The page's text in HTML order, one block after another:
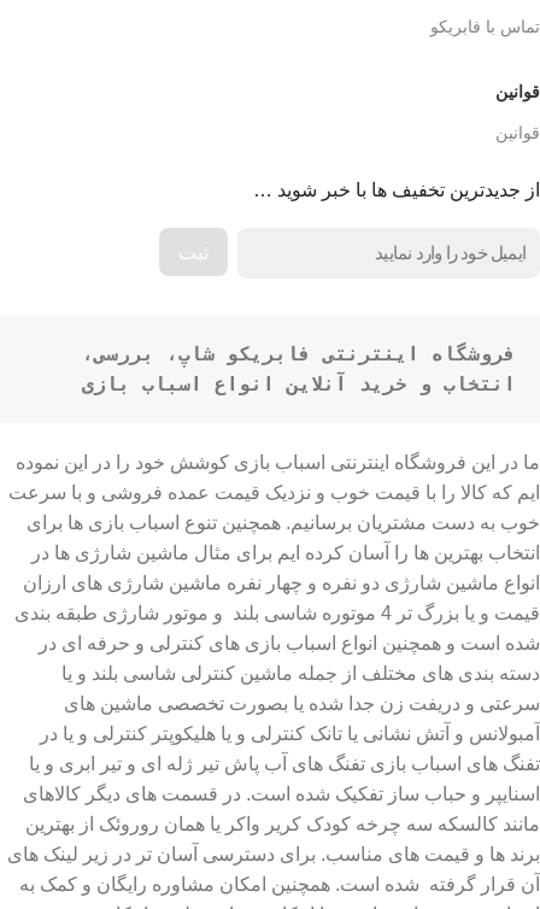
تماس با فابریکو
قوانین
قوانین
از جدیدترین تخفیف ها با خبر شوید …
انتخاب و خرید آنلاین انواع اسباب بازی
ما در این فروشگاه اینترنتی اسباب بازی کوشش خود را در این نموده
ایم که کالا را با قیمت خوب و نزدیک قیمت عمده فروشی و با سرعت
خوب به دست مشتریان برسانیم. همچنین تنوع اسباب بازی ها برای
انتخاب بهترین ها را آسان کرده ایم برای مثال ماشین شارژی ها در
انواع ماشین شارژی دو نفره و چهار نفره ماشین شارژی های ارزان
قیمت و یا بزرگ تر 4 موتوره شاسی بلند و موتور شارژی طبقه بندی
شده است و همچنین انواع اسباب بازی های کنترلی و حرفه ای در
دسته بندی های مختلف از جمله ماشین کنترلی شاسی بلند و یا
سرعتی و دریفت زن جدا شده یا بصورت تخصصی ماشین های
آمبولانس و آتش نشانی یا تانک کنترلی و یا هلیکوپتر کنترلی و یا در
تفنگ های اسباب بازی تفنگ های آب پاش تیر ژله ای و تیر ابری و یا
اسنایپر و حباب ساز تفکیک شده است. در قسمت های دیگر کالاهای
مانند کالسکه سه چرخه کودک کریر واکر یا همان روروئک از بهترین
برند ها و قیمت های مناسب. برای دسترسی آسان تر در زیر لینک های
آن قرار گرفته شده است. همچنین امکان مشاوره رایگان و کمک به